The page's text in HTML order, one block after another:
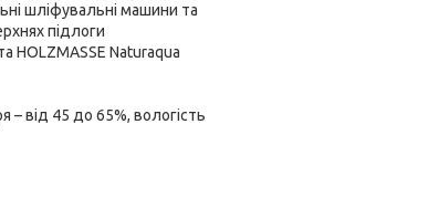
шліфувальні машини та
підлоги
HOLZMASSE Naturaqua
– від 45 до 65%, вологість